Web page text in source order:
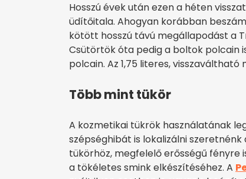
Hosszú évek után ezen a héten
üdítőitala. Ahogyan korábban
kötött hosszú távú megállapodást a
Csütörtök óta pedig a boltok polcain
polcain. Az 1,75 literes,
Több mint tükör
A kozmetikai tükrök használatának
szépséghibát is lokalizálni
tükörhöz, megfelelő erősségű fényre
a tökéletes smink elkészítéséhez. A